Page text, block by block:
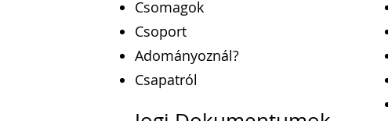
Csomagok
Csoport
Adományoznál?
Csapatról